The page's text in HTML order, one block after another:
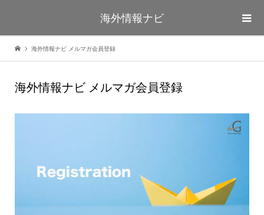
海外情報ナビ
海外情報ナビ メルマガ会員登録
海外情報ナビ メルマガ会員登録